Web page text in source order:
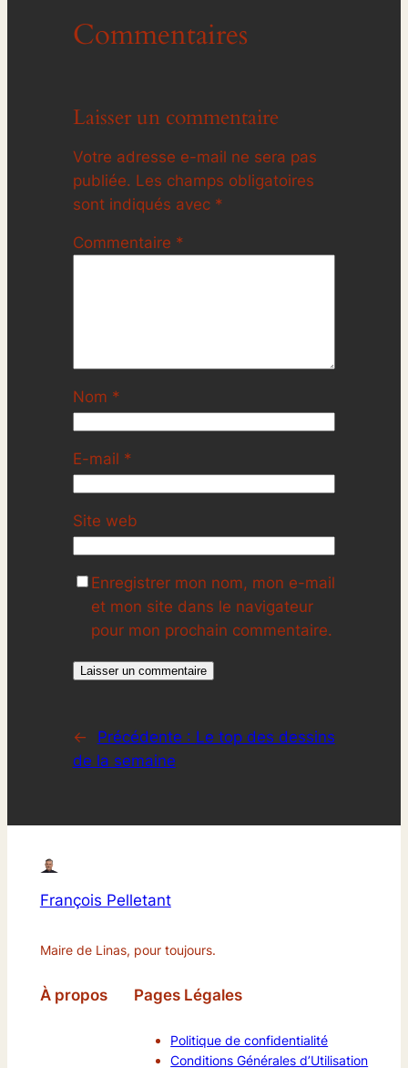
Commentaires
Laisser un commentaire
Votre adresse e-mail ne sera pas
publiée. Les champs obligatoires
sont indiqués avec *
Commentaire *
Nom *
E-mail *
Site web
Enregistrer mon nom, mon e-mail
et mon site dans le navigateur
pour mon prochain commentaire.
← Précédente : Le top des dessins
de la semaine
François Pelletant
Maire de Linas, pour toujours.
À propos Pages Légales
Politique de confidentialité
Conditions Générales d’Utilisation